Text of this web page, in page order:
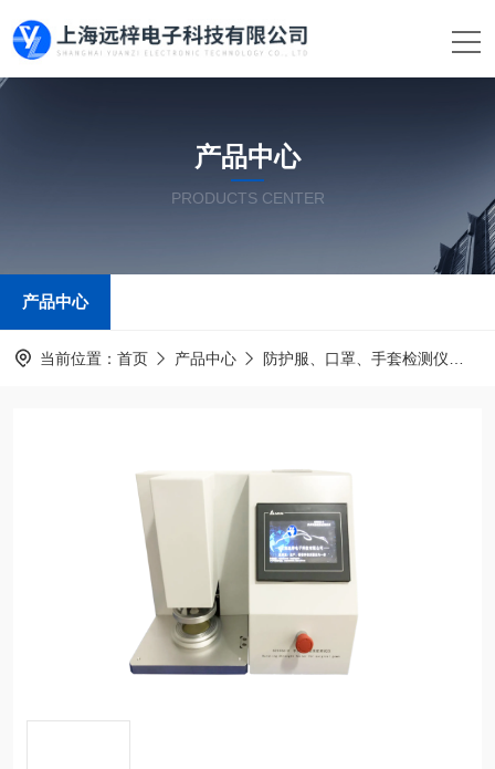
产品中心
PRODUCTS CENTER
产品中心
当前位置： 首页 产品中心 防护服、口罩、手套检测仪